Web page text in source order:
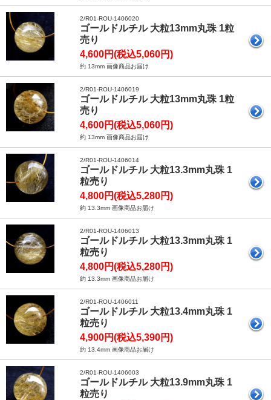
2/R01-ROU-1406020
ゴールドルチル 大粒13mm丸珠 1粒
売り
4,600円(税込5,060円)
約 13mm 画像商品お届け
2/R01-ROU-1406019
ゴールドルチル 大粒13mm丸珠 1粒
売り
4,600円(税込5,060円)
約 13mm 画像商品お届け
2/R01-ROU-1406014
ゴールドルチル 大粒13.3mm丸珠 1
粒売り
4,800円(税込5,280円)
約 13.3mm 画像商品お届け
2/R01-ROU-1406013
ゴールドルチル 大粒13.3mm丸珠 1
粒売り
4,800円(税込5,280円)
約 13.3mm 画像商品お届け
2/R01-ROU-1406011
ゴールドルチル 大粒13.4mm丸珠 1
粒売り
4,900円(税込5,390円)
約 13.4mm 画像商品お届け
2/R01-ROU-1406003
ゴールドルチル 大粒13.9mm丸珠 1
粒売り